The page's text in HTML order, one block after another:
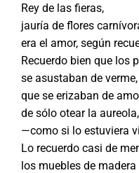
Rey de las fieras,
jauría de flores
era el amor, según
Recuerdo bien que los
se asustaban de verme,
que se erizaban de
de sólo otear la
—como si lo estuviera
Lo recuerdo casi de
los muebles de madera